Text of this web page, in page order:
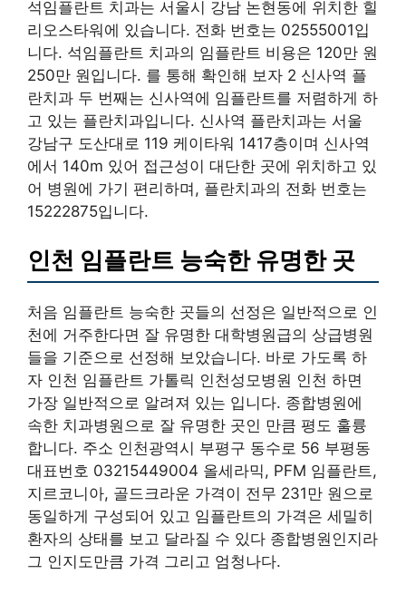
석임플란트 치과는 서울시 강남 논현동에 위치한 힐
리오스타워에 있습니다. 전화 번호는 02555001입
니다. 석임플란트 치과의 임플란트 비용은 120만 원
250만 원입니다. 를 통해 확인해 보자 2 신사역 플
란치과 두 번째는 신사역에 임플란트를 저렴하게 하
고 있는 플란치과입니다. 신사역 플란치과는 서울
강남구 도산대로 119 케이타워 1417층이며 신사역
에서 140m 있어 접근성이 대단한 곳에 위치하고 있
어 병원에 가기 편리하며, 플란치과의 전화 번호는
15222875입니다.
인천 임플란트 능숙한 유명한 곳
처음 임플란트 능숙한 곳들의 선정은 일반적으로 인
천에 거주한다면 잘 유명한 대학병원급의 상급병원
들을 기준으로 선정해 보았습니다. 바로 가도록 하
자 인천 임플란트 가톨릭 인천성모병원 인천 하면
가장 일반적으로 알려져 있는 입니다. 종합병원에
속한 치과병원으로 잘 유명한 곳인 만큼 평도 훌륭
합니다. 주소 인천광역시 부평구 동수로 56 부평동
대표번호 03215449004 올세라믹, PFM 임플란트,
지르코니아, 골드크라운 가격이 전무 231만 원으로
동일하게 구성되어 있고 임플란트의 가격은 세밀히
환자의 상태를 보고 달라질 수 있다 종합병원인지라
그 인지도만큼 가격 그리고 엄청나다.